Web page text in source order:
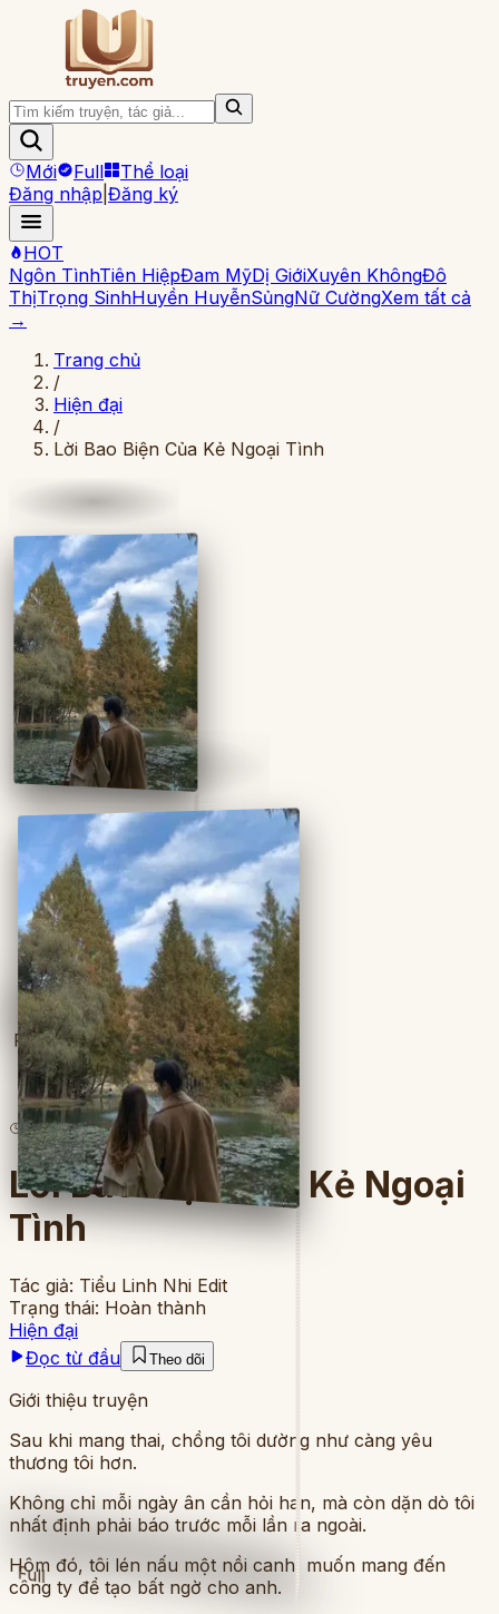
Mới Full
Thể loại
Đăng nhập Đăng ký
HOT
Ngôn TìnhTiên HiệpĐam MỹDị GiớiXuyên KhôngĐô
ThịTrọng SinhHuyền HuyễnSủngNữ CườngXem tất cả
→
Trang chủ
/
Hiện đại
/
Lời Bao Biện Của Kẻ Ngoại Tình
Full
Full
4lượt đọc· chương
Lời Bao Biện Của Kẻ Ngoại
Tình
Tác giả: Tiểu Linh Nhi Edit
Trạng thái: Hoàn thành
Hiện đại
Đọc từ đầu
Theo dõi
Giới thiệu truyện
Sau khi mang thai, chồng tôi dường như càng yêu
thương tôi hơn.
Không chỉ mỗi ngày ân cần hỏi han, mà còn dặn dò tôi
nhất định phải báo trước mỗi lần ra ngoài.
Hôm đó, tôi lén nấu một nồi canh, muốn mang đến
công ty để tạo bất ngờ cho anh.